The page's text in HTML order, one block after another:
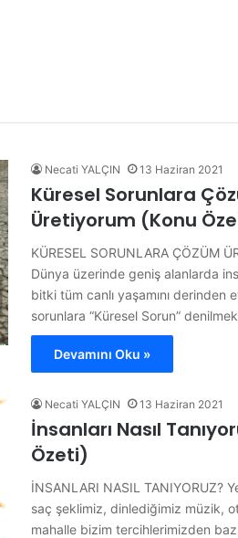
Necati YALÇIN 13 Haziran 2021
Küresel Sorunlara
Üretiyorum (Konu
KÜRESEL SORUNLARA ÇÖZÜM
Dünya üzerinde geniş alanlarda
bitki tüm canlı yaşamını derinden
sorunlara “Küresel Sorun”
Devamını Oku »
Necati YALÇIN 13 Haziran 2021
İnsanları Nasıl
Özeti)
İNSANLARI NASIL TANIYORUZ?
saç şeklimiz, dinlediğimiz müzik,
mahalle bizim tercihlerimizden